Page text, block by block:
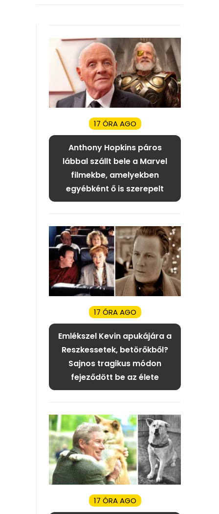
17 ÓRA AGO
Anthony Hopkins páros
lábbal szállt bele a Marvel
filmekbe, amelyekben
egyébként ő is szerepelt
17 ÓRA AGO
Emlékszel Kevin apukájára a
Reszkessetek, betörőkből?
Sajnos tragikus módon
fejeződött be az élete
17 ÓRA AGO